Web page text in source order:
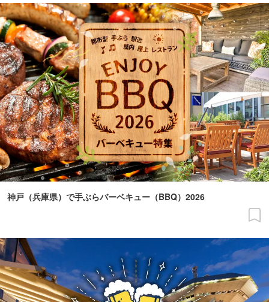
神戸（兵庫県）で手ぶらバーベキュー（BBQ）2026